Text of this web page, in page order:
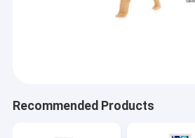
Recommended Products